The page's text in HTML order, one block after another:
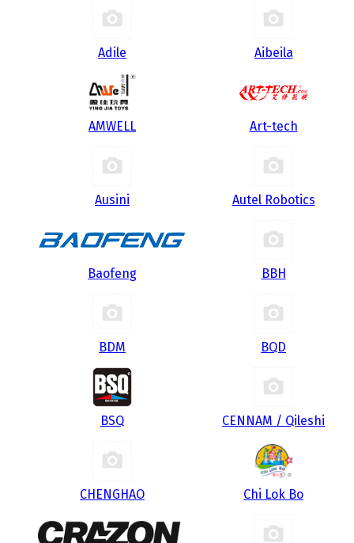
Adile Aibeila
AMWELL Art-tech
Ausini Autel Robotics
Baofeng BBH
BDM BQD
BSQ CENNAM / Qileshi
CHENGHAO Chi Lok Bo